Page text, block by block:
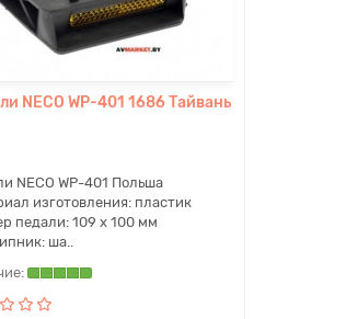
NECO WP-401 1686 Тайвань
NECO WP-401 Польша
изготовления: пластик
педали: 109 x 100 мм
ша..